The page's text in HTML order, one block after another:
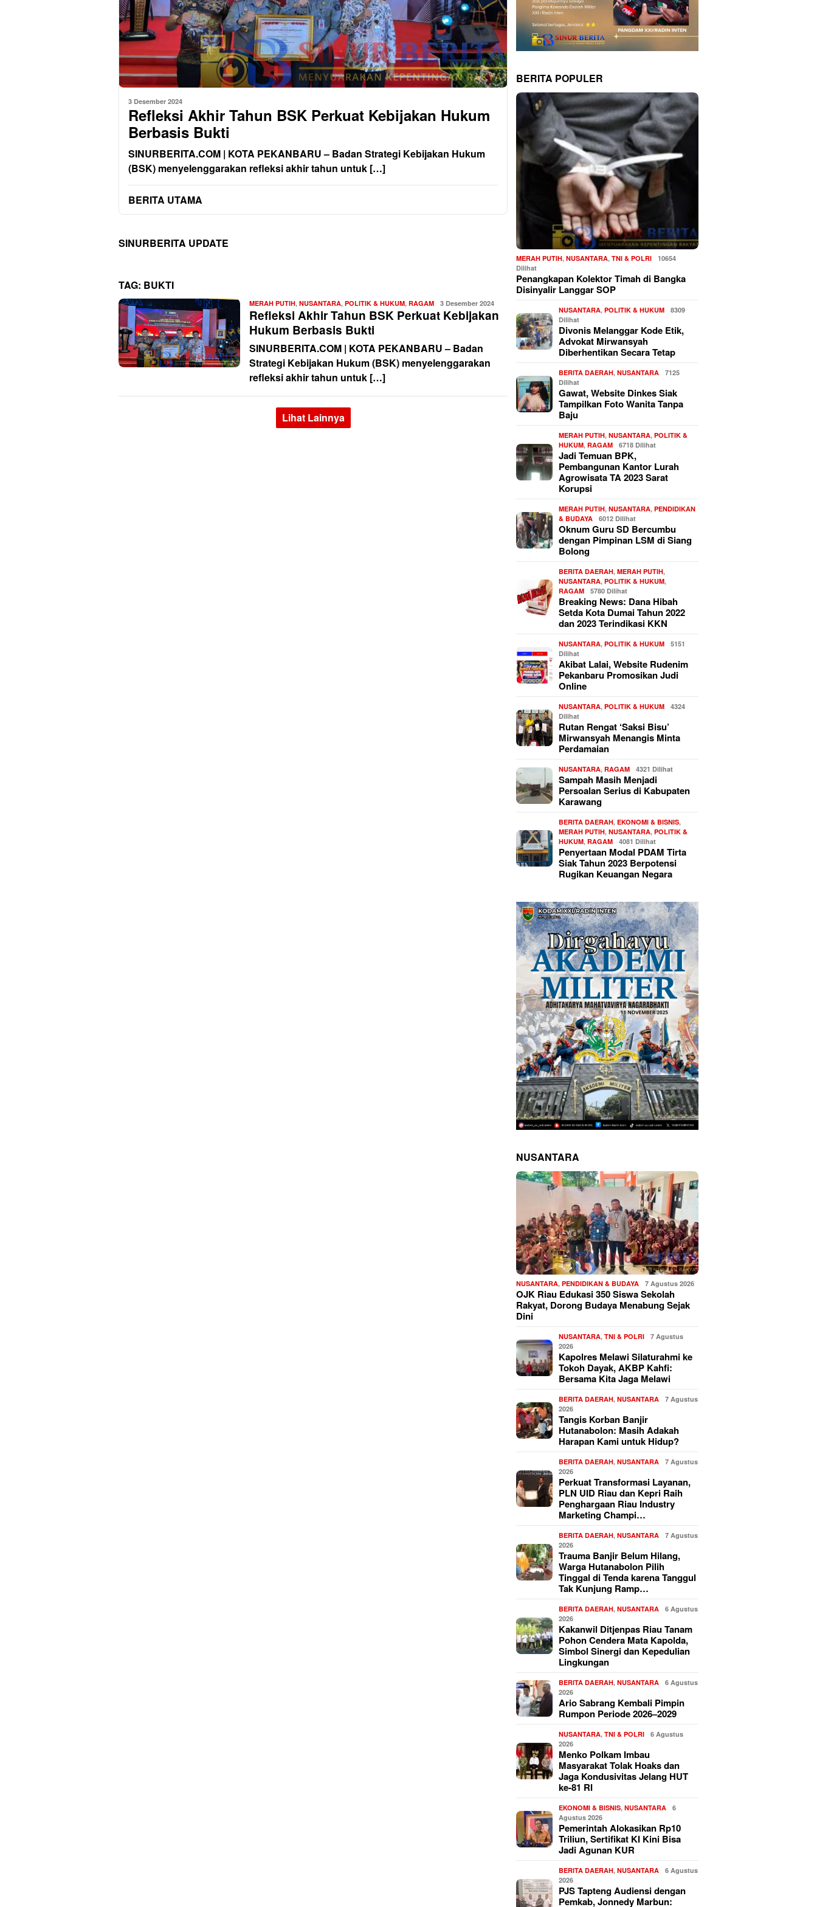
3 Desember 2024
Refleksi Akhir Tahun BSK Perkuat Kebijakan Hukum
Berbasis Bukti
SINURBERITA.COM | KOTA PEKANBARU – Badan Strategi Kebijakan Hukum
(BSK) menyelenggarakan refleksi akhir tahun untuk […]
BERITA UTAMA
SINURBERITA UPDATE
TAG: BUKTI
MERAH PUTIH, NUSANTARA, POLITIK & HUKUM, RAGAM Redaksi
3 Desember 2024
Refleksi Akhir Tahun BSK Perkuat Kebijakan
Hukum Berbasis Bukti
SINURBERITA.COM | KOTA PEKANBARU – Badan
Strategi Kebijakan Hukum (BSK) menyelenggarakan
refleksi akhir tahun untuk […]
Lihat Lainnya
BERITA POPULER
MERAH PUTIH,NUSANTARA,TNI & POLRI
10654
Dilihat
Penangkapan Kolektor Timah di Bangka
Disinyalir Langgar SOP
NUSANTARA,POLITIK & HUKUM
8309
Dilihat
Divonis Melanggar Kode Etik,
Advokat Mirwansyah
Diberhentikan Secara Tetap
BERITA DAERAH,NUSANTARA
7125
Dilihat
Gawat, Website Dinkes Siak
Tampilkan Foto Wanita Tanpa
Baju
MERAH PUTIH,NUSANTARA,POLITIK &
HUKUM,RAGAM 6718 Dilihat
Jadi Temuan BPK,
Pembangunan Kantor Lurah
Agrowisata TA 2023 Sarat
Korupsi
MERAH PUTIH,NUSANTARA,PENDIDIKAN
& BUDAYA
6012 Dilihat
Oknum Guru SD Bercumbu
dengan Pimpinan LSM di Siang
Bolong
BERITA DAERAH,MERAH PUTIH,
NUSANTARA,POLITIK & HUKUM,
RAGAM
5780 Dilihat
Breaking News: Dana Hibah
Setda Kota Dumai Tahun 2022
dan 2023 Terindikasi KKN
NUSANTARA,POLITIK & HUKUM
5151
Dilihat
Akibat Lalai, Website Rudenim
Pekanbaru Promosikan Judi
Online
NUSANTARA,POLITIK & HUKUM
4324
Dilihat
Rutan Rengat ‘Saksi Bisu’
Mirwansyah Menangis Minta
Perdamaian
NUSANTARA,RAGAM 4321 Dilihat
Sampah Masih Menjadi
Persoalan Serius di Kabupaten
Karawang
BERITA DAERAH,EKONOMI & BISNIS,
MERAH PUTIH,NUSANTARA,POLITIK &
HUKUM,RAGAM 4081 Dilihat
Penyertaan Modal PDAM Tirta
Siak Tahun 2023 Berpotensi
Rugikan Keuangan Negara
NUSANTARA
NUSANTARA,PENDIDIKAN & BUDAYA 7 Agustus 2026
OJK Riau Edukasi 350 Siswa Sekolah
Rakyat, Dorong Budaya Menabung Sejak
Dini
NUSANTARA,TNI & POLRI
7 Agustus
2026
Kapolres Melawi Silaturahmi ke
Tokoh Dayak, AKBP Kahfi:
Bersama Kita Jaga Melawi
BERITA DAERAH,NUSANTARA
7 Agustus
2026
Tangis Korban Banjir
Hutanabolon: Masih Adakah
Harapan Kami untuk Hidup?
BERITA DAERAH,NUSANTARA
7 Agustus
2026
Perkuat Transformasi Layanan,
PLN UID Riau dan Kepri Raih
Penghargaan Riau Industry
Marketing Champi…
BERITA DAERAH,NUSANTARA
7 Agustus
2026
Trauma Banjir Belum Hilang,
Warga Hutanabolon Pilih
Tinggal di Tenda karena Tanggul
Tak Kunjung Ramp…
BERITA DAERAH,NUSANTARA
6 Agustus
2026
Kakanwil Ditjenpas Riau Tanam
Pohon Cendera Mata Kapolda,
Simbol Sinergi dan Kepedulian
Lingkungan
BERITA DAERAH,NUSANTARA
6 Agustus
2026
Ario Sabrang Kembali Pimpin
Rumpon Periode 2026–2029
NUSANTARA,TNI & POLRI
6 Agustus
2026
Menko Polkam Imbau
Masyarakat Tolak Hoaks dan
Jaga Kondusivitas Jelang HUT
ke-81 RI
EKONOMI & BISNIS,NUSANTARA
6
Agustus 2026
Pemerintah Alokasikan Rp10
Triliun, Sertifikat KI Kini Bisa
Jadi Agunan KUR
BERITA DAERAH,NUSANTARA
6 Agustus
2026
PJS Tapteng Audiensi dengan
Pemkab, Jonnedy Marbun: